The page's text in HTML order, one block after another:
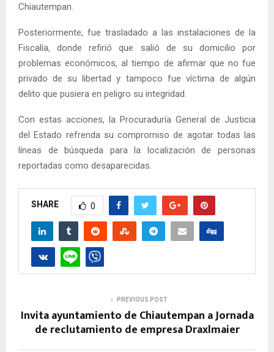
Chiautempan.
Posteriormente, fue trasladado a las instalaciones de la
Fiscalía, donde refirió que salió de su domicilio por
problemas económicos, al tiempo de afirmar que no fue
privado de su libertad y tampoco fue víctima de algún
delito que pusiera en peligro su integridad.
Con estas acciones, la Procuraduría General de Justicia
del Estado refrenda su compromiso de agotar todas las
líneas de búsqueda para la localización de personas
reportadas como desaparecidas.
SHARE 0
PREVIOUS POST
Invita ayuntamiento de Chiautempan a Jornada
de reclutamiento de empresa Draxlmaier